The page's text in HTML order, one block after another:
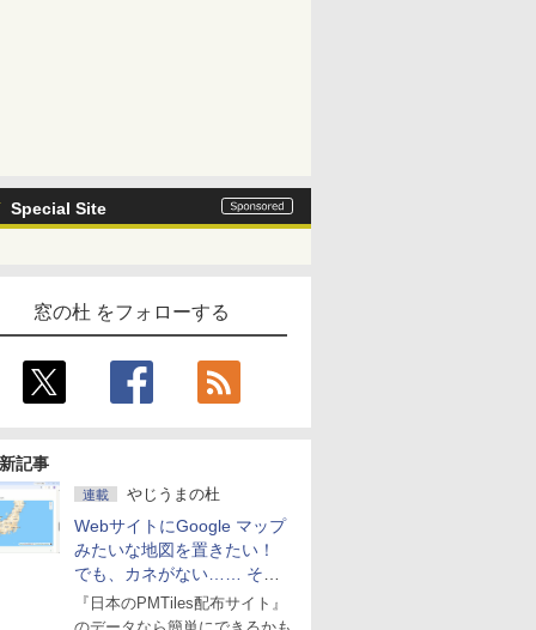
Special Site
窓の杜 をフォローする
記事
連載 やじうまの杜
WebサイトにGoogle マップ
みたいな地図を置きたい！
でも、カネがない…… そん
な人に朗報！
『日本のPMTiles配布サイト』